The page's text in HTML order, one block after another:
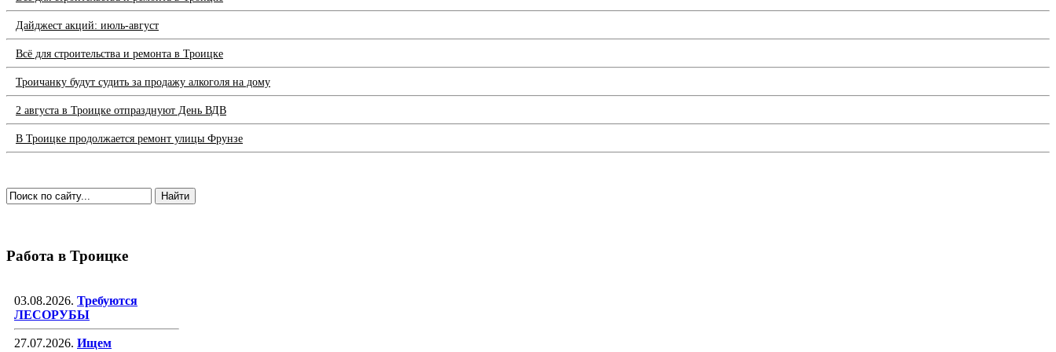
Дайджест акций: июль-август
Всё для строительства и ремонта в Троицке
Троичанку будут судить за продажу алкоголя на дому
2 августа в Троицке отпразднуют День ВДВ
В Троицке продолжается ремонт улицы Фрунзе
Работа в Троицке
03.08.2026. Требуются
ЛЕСОРУБЫ
27.07.2026. Ищем